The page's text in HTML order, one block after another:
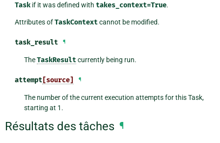
Taskif it was defined with takes_context=True.
Attributes ofTaskContextcannot be modified.
task_result ¶
TheTaskResultcurrently being run.
attempt[source] ¶
The number of the current execution attempts for this Task,
starting at 1.
Résultats des tâches ¶